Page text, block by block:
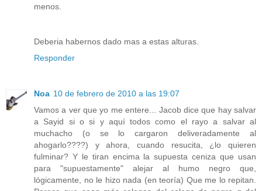
menos.
Deberia habernos dado mas a estas alturas.
Responder
Noa 10 de febrero de 2010 a las 19:07
Vamos a ver que yo me entere... Jacob dice que hay salvar
a Sayid si o si y aquí todos como el rayo a salvar al
muchacho (o se lo cargaron deliveradamente al
ahogarlo????) y ahora, cuando resucita, ¿lo quieren
fulminar? Y le tiran encima la supuesta ceniza que usan
para "supuestamente" alejar al humo negro que,
lógicamente, no le hizo nada (en teoría) Que me lo repitan.